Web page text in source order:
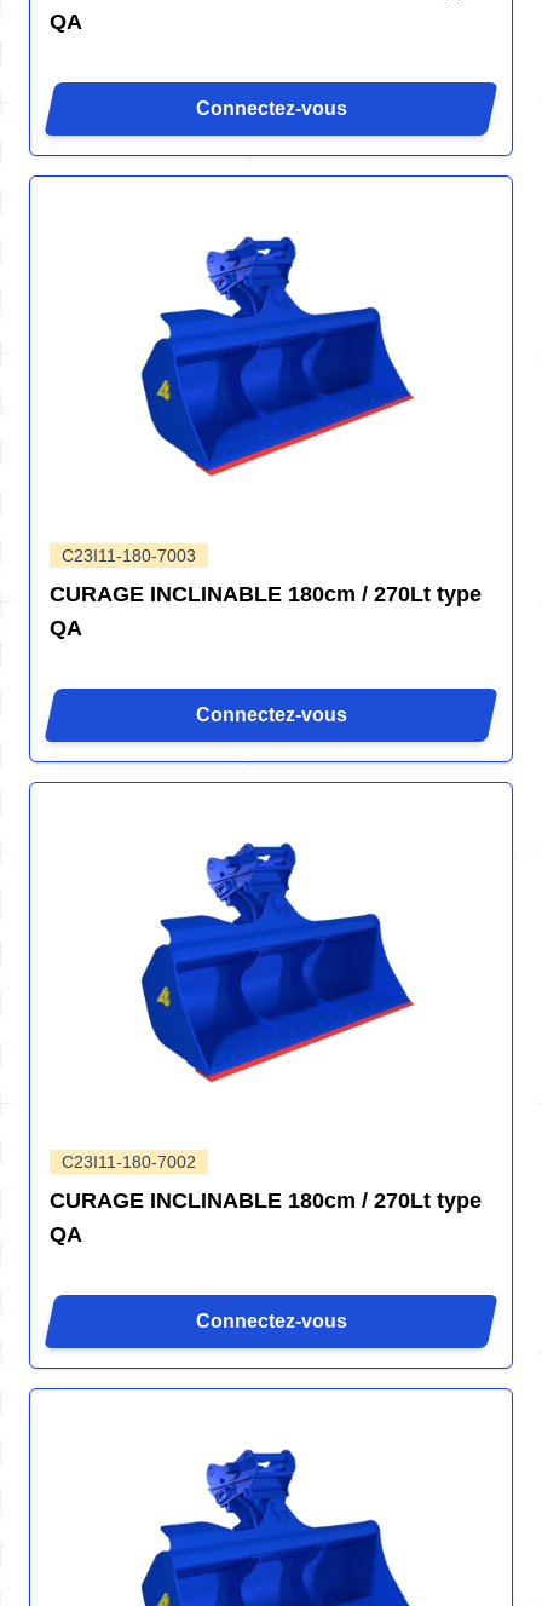
QA
Connectez-vous
C23I11-180-7003
CURAGE INCLINABLE 180cm / 270Lt type
QA
Connectez-vous
C23I11-180-7002
CURAGE INCLINABLE 180cm / 270Lt type
QA
Connectez-vous